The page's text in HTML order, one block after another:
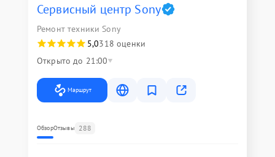
Сервисный центр Sony
Ремонт техники Sony
5,0318 оценки
Открыто до 21:00
Маршрут
ОбзорОтзывы 288